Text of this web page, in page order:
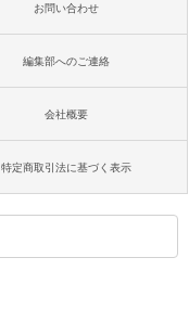
お問い合わせ
編集部へのご連絡
会社概要
特定商取引法に基づく表示